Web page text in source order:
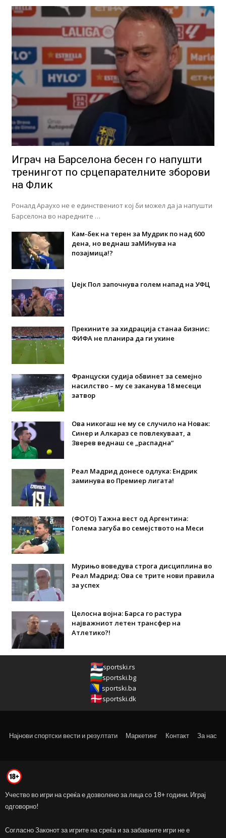
Играч на Барселона бесен го напушти
тренингот по срцепарателните зборови
на Флик
Роналд Араухо не е единствениот кој би можел да ја напушти
Барселона во наредните …
Кам-бек на терен за Мудрик по над 600
дена, но веднаш заМИнува на
позајмица!?
Џејк Пол започнува голем напад на УФЦ
Прекините за хидрација станаа бизнис:
ФИФА не планира да ги укине
Француски судија обвинет за семејно
насилство – му се заканува 18 месеци
затвор
Ова никогаш не му се случило на Новак:
Синер и Алкараз се повлекуваат, а
Зверев веднаш се „распадна“
Реал Мадрид донесе одлука: Eндрик
заминува во Премиер лигата!
(ФОТО) Тажна вест од Аргентина:
Голема загуба во семејството на Меси
Мурињо воведува строга дисциплина во
Реал Мадрид: Ова се трите нови правила
за успех
Целосна војна: Барса го растура
најважниот летен трансфер на
Атлетико?!
sportski.rs
sportski.bg
sportski.ba
sportski.dk
Најнови спортски вести и резултати Маркетинг Контакт За нас
Учество во игри на среќа е дозволено за лица со 18+ години. Играј
одговорно!
Согласно Законот за игрите на среќа и за забавните игри не е